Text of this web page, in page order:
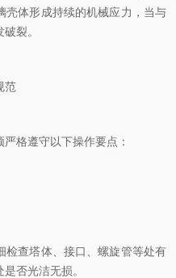
壳体形成持续的机械应力，当与
裂。
范
格遵守以下操作要点：
查塔体、接口、螺旋管等处有
否光洁无损。